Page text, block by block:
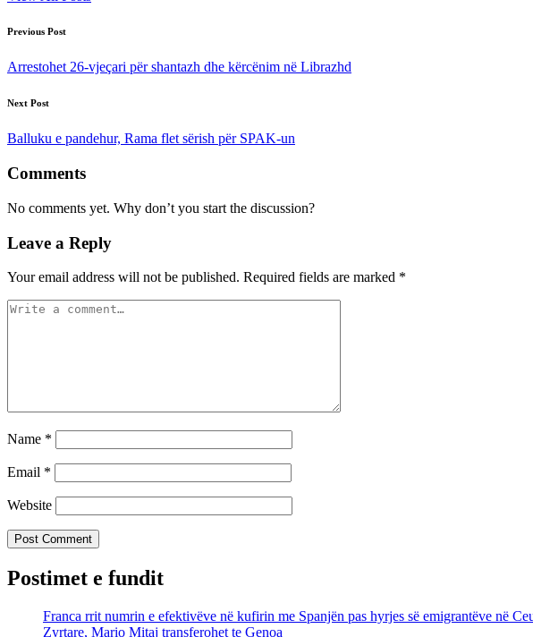
Post
navigation
Previous Post
Arrestohet 26-vjeçari për shantazh dhe kërcënim në Librazhd
Next Post
Balluku e pandehur, Rama flet sërish për SPAK-un
Comments
No comments yet. Why don’t you start the discussion?
Leave a Reply
Your email address will not be published. Required fields are marked *
Name *
Email *
Website
Postimet e fundit
Franca rrit numrin e efektivëve në kufirin me Spanjën pas hyrjes së emigrantëve në
Zyrtare, Mario Mitaj transferohet te Genoa